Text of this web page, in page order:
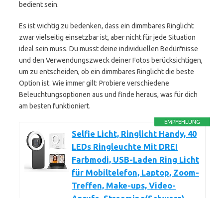
bedient sein.
Es ist wichtig zu bedenken, dass ein dimmbares Ringlicht
zwar vielseitig einsetzbar ist, aber nicht für jede Situation
ideal sein muss. Du musst deine individuellen Bedürfnisse
und den Verwendungszweck deiner Fotos berücksichtigen,
um zu entscheiden, ob ein dimmbares Ringlicht die beste
Option ist. Wie immer gilt: Probiere verschiedene
Beleuchtungsoptionen aus und finde heraus, was für dich
am besten funktioniert.
EMPFEHLUNG
Selfie Licht, Ringlicht Handy, 40
LEDs Ringleuchte Mit DREI
Farbmodi, USB-Laden Ring Licht
für Mobiltelefon, Laptop, Zoom-
Treffen, Make-ups, Video-